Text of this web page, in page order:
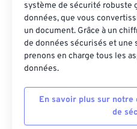
système de sécurité robuste
données, que vous
un document. Grâce à un
de données sécurisés et
prenons en charge tous les
données.
En savoir plus sur
de